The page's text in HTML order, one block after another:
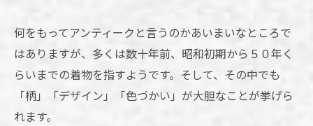
何をもってアンティークと言うのかあいまいなところで
はありますが、多くは数十年前、昭和初期から５０年く
らいまでの着物を指すようです。そして、その中でも
「柄」「デザイン」「色づかい」が大胆なことが挙げら
れます。